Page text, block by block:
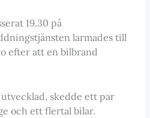
19.30 på
larmades till
efter att en bilbrand
skedde ett par
och ett flertal bilar.